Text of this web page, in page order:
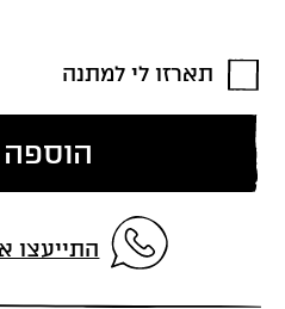
תארזו לי למתנה
התייעצו